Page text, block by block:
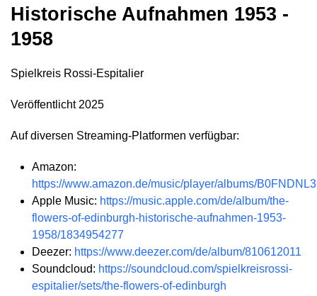
Historische Aufnahmen 1953 -
1958
Spielkreis Rossi-Espitalier
Veröffentlicht 2025
Auf diversen Streaming-Platformen verfügbar:
Amazon:
https://www.amazon.de/music/player/albums/
Apple Music: https://music.apple.com/de/album/the-
flowers-of-edinburgh-historische-aufnahmen-1953-
1958/1834954277
Deezer: https://www.deezer.com/de/album/810612011
Soundcloud: https://soundcloud.com/spielkreisrossi-
espitalier/sets/the-flowers-of-edinburgh